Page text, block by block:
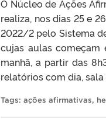
O Núcleo de Ações
realiza, nos dias 25 e
2022/2 pelo Sistema
cujas aulas começam
manhã, a partir das
relatórios com dia, sala
Tags: ações afirmativas,